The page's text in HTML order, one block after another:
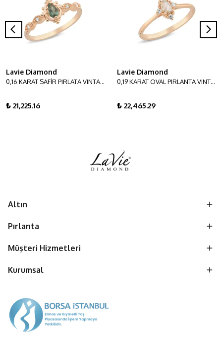
Lavie Diamond
0,16 KARAT SAFİR PIRLATA VINTAGE YÜZÜK
₺ 21,225.16
Lavie Diamond
0,19 KARAT OVAL PIRLANTA VINTAGE YÜZÜK
₺ 22,465.29
Altın
Pırlanta
Müşteri Hizmetleri
Kurumsal